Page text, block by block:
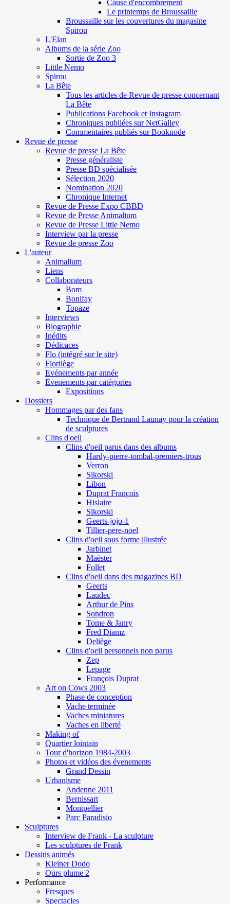
Cause d'encombrement
Le printemps de Broussaille
Broussaille sur les couvertures du magasine
Spirou
L'Elan
Albums de la série Zoo
Sortie de Zoo 3
Little Nemo
Spirou
La Bête
Tous les articles de Revue de presse concernant
La Bête
Publications Facebook et Instagram
Chroniques publiées sur NetGalley
Commentaires publiés sur Booknode
Revue de presse
Revue de presse La Bête
Presse généraliste
Presse BD spécialisée
Sélection 2020
Nomination 2020
Chronique Internet
Revue de Presse Expo CBBD
Revue de Presse Animalium
Revue de Presse Little Nemo
Interview par la presse
Revue de presse Zoo
L'auteur
Animalium
Liens
Collaborateurs
Bom
Bonifay
Topaze
Interviews
Biographie
Inédits
Dédicaces
Flo (intégré sur le site)
Florilège
Evénements par année
Evenements par catégories
Expositions
Dossiers
Hommages par des fans
Technique de Bertrand Launay pour la création
de sculptures
Clins d'oeil
Clins d'oeil parus dans des albums
Hardy-pierre-tombal-premiers-trous
Verron
Sikorski
Libon
Duprat François
Hislaire
Sikorski
Geerts-jojo-1
Tillier-pere-noel
Clins d'oeil sous forme illustrée
Jarbinet
Maëster
Follet
Clins d'oeil dans des magazines BD
Geerts
Laudec
Arthur de Pins
Sondron
Tome & Janry
Fred Diamz
Deliège
Clins d'oeil personnels non parus
Zep
Lepage
François Duprat
Art on Cows 2003
Phase de conception
Vache terminée
Vaches miniatures
Vaches en liberté
Making of
Quartier lointain
Tour d'horizon 1984-2003
Photos et vidéos des évenements
Grand Dessin
Urbanisme
Andenne 2011
Bernissart
Montpellier
Parc Paradisio
Sculptures
Interview de Frank - La sculpture
Les sculptures de Frank
Dessins animés
Kleiner Dodo
Ours plume 2
Performance
Fresques
Spectacles